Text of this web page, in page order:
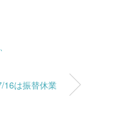
16は振替休業